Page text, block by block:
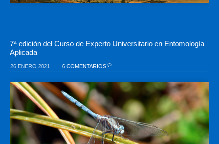
7ª edición del Curso de Experto Universitario en Entomología
Aplicada
26 ENERO 2021 6 COMENTARIOS